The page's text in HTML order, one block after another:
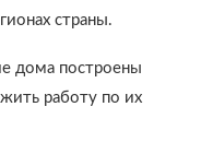
страны.
дома построены
работу по их